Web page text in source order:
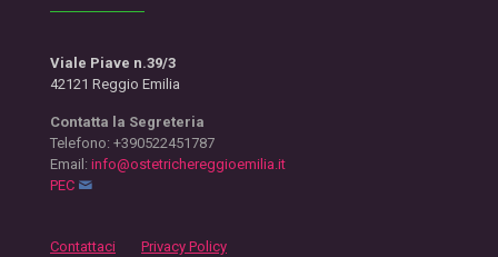
Viale Piave n.39/3
42121 Reggio Emilia
Contatta la Segreteria
Telefono: +390522451787
Email: info@ostetrichereggioemilia.it
PEC
Contattaci Privacy Policy